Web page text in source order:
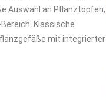
Auswahl an Pflanztöpfen,
Klassische
mit integrierter